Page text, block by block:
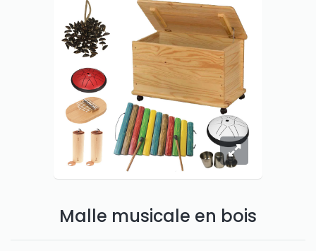
Malle musicale en bois
Joo casinoif you really want to win a huge
amount on your credits!